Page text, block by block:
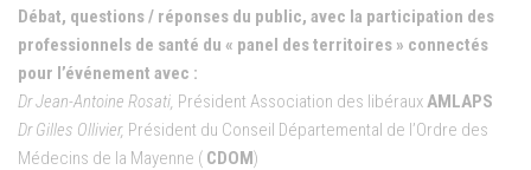
Débat, questions / réponses du public, avec la participation des
professionnels de santé du « panel des territoires » connectés
pour l’événement avec :
Dr Jean-Antoine Rosati, Président Association des libérauxAMLAPS
Dr Gilles Ollivier, Président du Conseil Départemental de l’Ordre des
Médecins de la Mayenne ( CDOM)